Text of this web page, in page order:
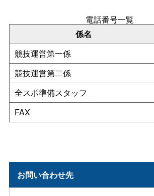
電話番号一覧
係名
競技運営第一係
競技運営第二係
全スポ準備スタッフ
FAX
お問い合わせ先